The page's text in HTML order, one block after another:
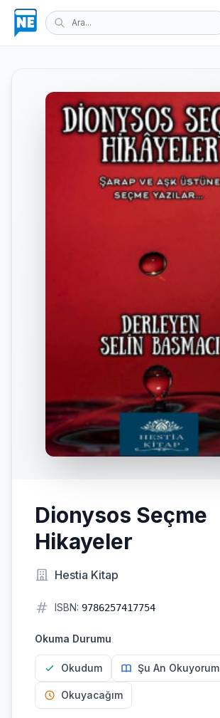
Dionysos Seçme
Hikayeler
Hestia Kitap
ISBN: 9786257417754
Okuma Durumu
Okudum Şu An Okuyorum
Okuyacağım